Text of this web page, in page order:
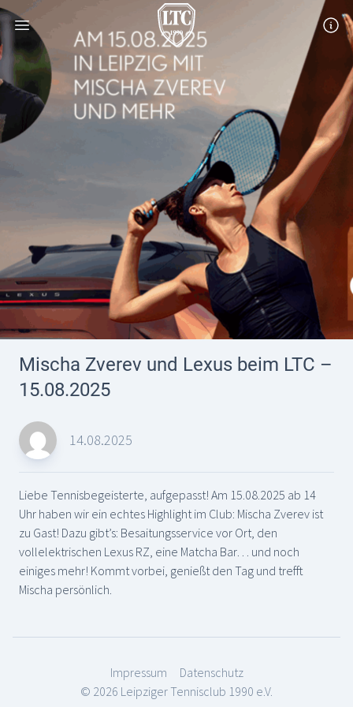
Mischa Zverev und Lexus beim LTC –
15.08.2025
14.08.2025
Liebe Tennisbegeisterte, aufgepasst! Am 15.08.2025 ab 14
Uhr haben wir ein echtes Highlight im Club: Mischa Zverev ist
zu Gast! Dazu gibt’s: Besaitungsservice vor Ort, den
vollelektrischen Lexus RZ, eine Matcha Bar… und noch
einiges mehr! Kommt vorbei, genießt den Tag und trefft
Mischa persönlich.
Impressum
Datenschutz
© 2026 Leipziger Tennisclub 1990 e.V.